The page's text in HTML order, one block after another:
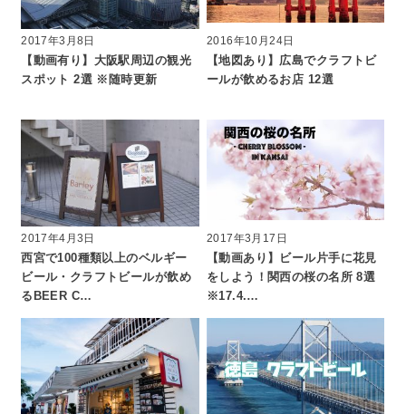
2017年3月8日
【動画有り】大阪駅周辺の観光
スポット 2選 ※随時更新
2016年10月24日
【地図あり】広島でクラフトビ
ールが飲めるお店 12選
2017年4月3日
西宮で100種類以上のベルギー
ビール・クラフトビールが飲め
るBEER C…
2017年3月17日
【動画あり】ビール片手に花見
をしよう！関西の桜の名所 8選
※17.4.…